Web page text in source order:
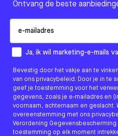
Ontvang de beste
How would you like to hear
Ja, ik wil marketing-e-mails
Bevestig door het vakje aan te
van ons privacybeleid. Door je in te
geef je toestemming voor het
gegevens, zoals je e-mailadres en
voornaam, achternaam en geslacht.
overeenstemming met ons
Verordening Gegevensbescherming
toestemming op elk moment